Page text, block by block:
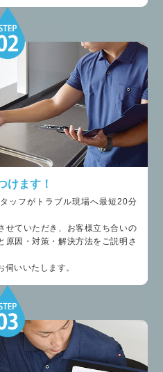
けます！
ッフがトラブル現場へ最短20分
せていただき、お客様立ち合いの
原因・対策・解決方法をご説明さ
いいたします。